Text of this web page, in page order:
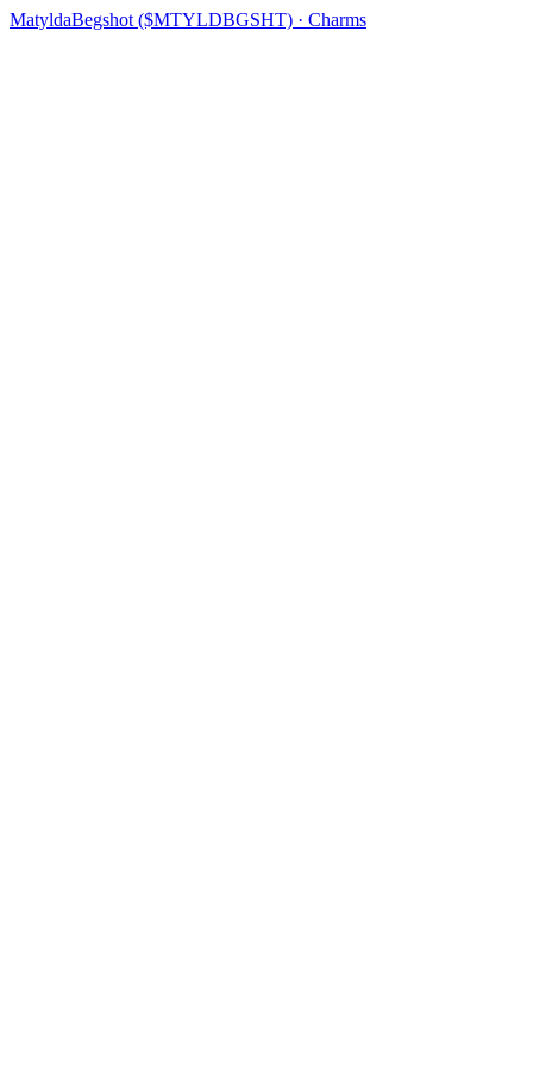
MatyldaBegshot ($MTYLDBGSHT) · Charms